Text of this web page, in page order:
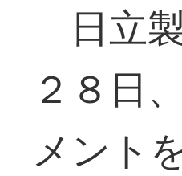
日立
２８日
メント